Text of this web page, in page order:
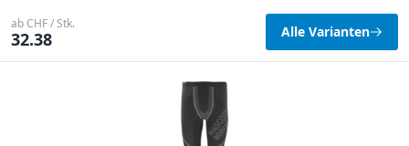
ab CHF / Stk.
32.38 Alle Varianten